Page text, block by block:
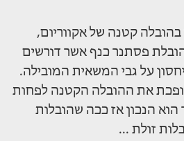
קטנה של אקווריום,
פסתנר כנף אשר דורשים
על גבי המשאית המובילה.
את ההובלה הקטנה לפחות
הנכון אז ככה שהובלות
זולת ...